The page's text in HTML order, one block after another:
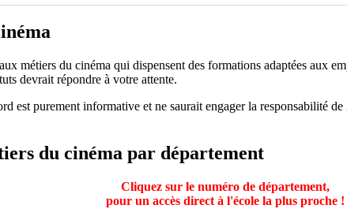
métiers du cinéma qui dispensent des formations adaptées aux
devrait répondre à votre attente.
est purement informative et ne saurait engager la responsabilité
du cinéma par département
Cliquez sur le numéro de département,
pour un accès direct à l'école la plus proche !